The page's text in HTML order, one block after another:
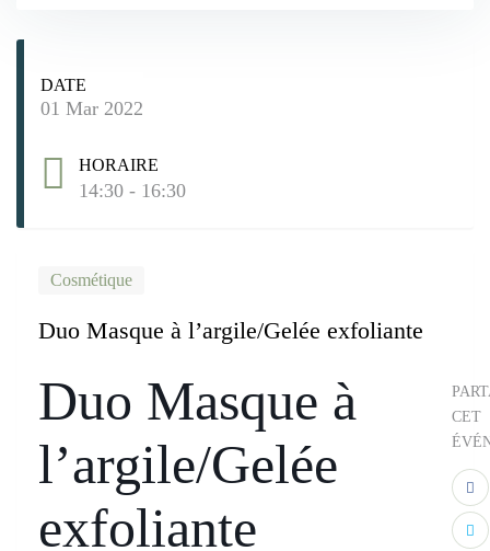
DATE
01 Mar 2022
HORAIRE
14:30 - 16:30
Cosmétique
Duo Masque à l’argile/Gelée exfoliante
Duo Masque à
l’argile/Gelée
exfoliante
CET